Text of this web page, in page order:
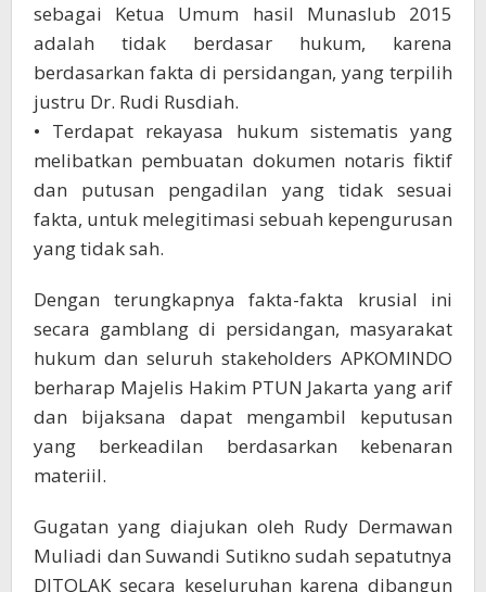
sebagai Ketua Umum hasil Munaslub 2015
adalah tidak berdasar hukum, karena
berdasarkan fakta di persidangan, yang terpilih
justru Dr. Rudi Rusdiah.
• Terdapat rekayasa hukum sistematis yang
melibatkan pembuatan dokumen notaris fiktif
dan putusan pengadilan yang tidak sesuai
fakta, untuk melegitimasi sebuah kepengurusan
yang tidak sah.
Dengan terungkapnya fakta-fakta krusial ini
secara gamblang di persidangan, masyarakat
hukum dan seluruh stakeholders APKOMINDO
berharap Majelis Hakim PTUN Jakarta yang arif
dan bijaksana dapat mengambil keputusan
yang berkeadilan berdasarkan kebenaran
materiil.
Gugatan yang diajukan oleh Rudy Dermawan
Muliadi dan Suwandi Sutikno sudah sepatutnya
DITOLAK secara keseluruhan karena dibangun